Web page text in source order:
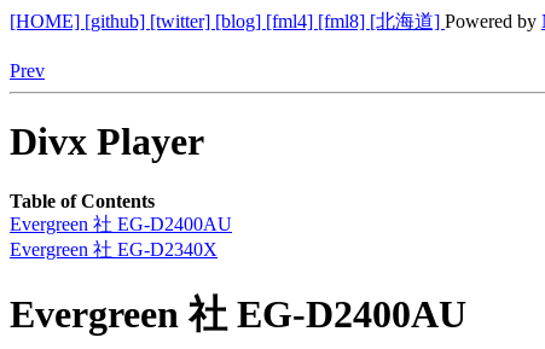
[HOME] [github] [twitter] [blog] [fml4] [fml8] [北海道] Powered by
Prev
Divx Player
Table of Contents
Evergreen 社 EG-D2400AU
Evergreen 社 EG-D2340X
Evergreen 社 EG-D2400AU